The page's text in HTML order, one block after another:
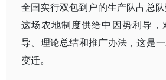
全国实行双包到户的生产队占总
这场农地制度供给中因势利导，
导、理论总结和推广办法，这是
变迁。